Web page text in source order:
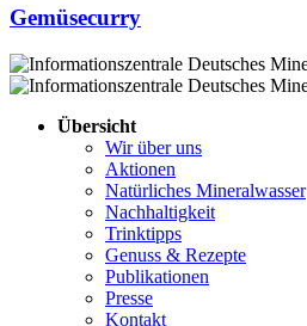
Gemüsecurry
Übersicht
Wir über uns
Aktionen
Natürliches Mineralwasser
Nachhaltigkeit
Trinktipps
Genuss & Rezepte
Publikationen
Presse
Kontakt